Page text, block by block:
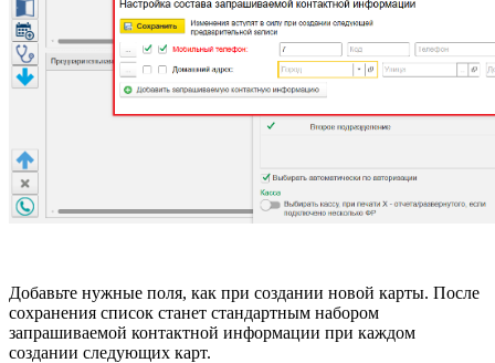
Добавьте нужные поля, как при создании новой карты. После
сохранения список станет стандартным набором
запрашиваемой контактной информации при каждом
создании следующих карт.